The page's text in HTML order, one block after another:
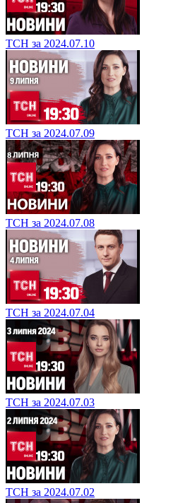
ТСН за 2024.07.10
ТСН за 2024.07.09
ТСН за 2024.07.08
ТСН за 2024.07.04
ТСН за 2024.07.03
ТСН за 2024.07.02